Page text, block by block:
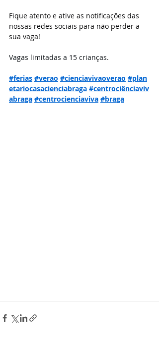
Fique atento e ative as notificações das
nossas redes sociais para não perder a
sua vaga!
Vagas limitadas a 15 crianças.
#ferias #verao #cienciavivaoverao #plan
etariocasacienciabraga #centrociênciaviv
abraga #centrocienciaviva #braga